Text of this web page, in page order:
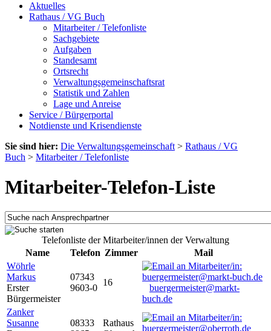
Aktuelles
Rathaus / VG Buch
Mitarbeiter / Telefonliste
Sachgebiete
Aufgaben
Standesamt
Ortsrecht
Verwaltungsgemeinschaftsrat
Statistik und Zahlen
Lage und Anreise
Service / Bürgerportal
Notdienste und Krisendienste
Sie sind hier: Die Verwaltungsgemeinschaft > Rathaus / VG
Buch > Mitarbeiter / Telefonliste
Mitarbeiter-Telefon-Liste
Telefonliste der Mitarbeiter/innen der Verwaltung
Name
Telefon Zimmer
Mail
Wöhrle
Markus
Erster
Bürgermeister
07343
9603-0
16
buergermeister@markt-
buch.de
Zanker
Susanne
08333
Rathaus